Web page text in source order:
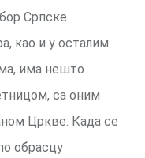
Српске
као и у осталим
има нешто
са оним
Цркве. Када се
обрасцу